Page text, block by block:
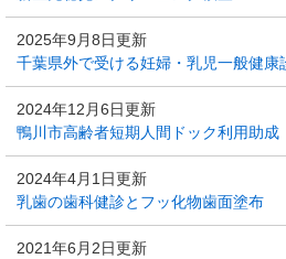
2025年9月8日更新
千葉県外で受ける妊婦・乳児一般健康
2024年12月6日更新
鴨川市高齢者短期人間ドック利用助成
2024年4月1日更新
乳歯の歯科健診とフッ化物歯面塗布
2021年6月2日更新